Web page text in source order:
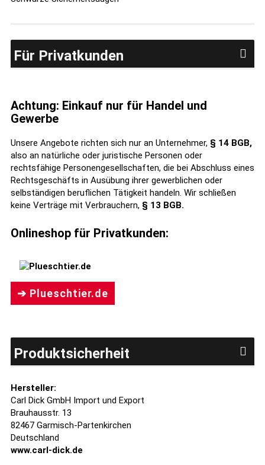
Für Privatkunden
Achtung: Einkauf nur für Handel und
Gewerbe
Unsere Angebote richten sich nur an Unternehmer, § 14 BGB,
also an natürliche oder juristische Personen oder
rechtsfähige Personengesellschaften, die bei Abschluss eines
Rechtsgeschäfts in Ausübung ihrer gewerblichen oder
selbständigen beruflichen Tätigkeit handeln. Wir schließen
keine Verträge mit Verbrauchern, § 13 BGB.
Onlineshop für Privatkunden:
➔ Plueschtier.de
Produktsicherheit
Hersteller:
Carl Dick GmbH Import und Export
Brauhausstr. 13
82467 Garmisch-Partenkirchen
Deutschland
www.carl-dick.de